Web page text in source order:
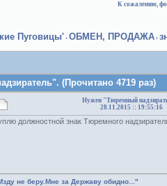
К сожалению,
Пуговицы' › ОБМЕН, ПРОДАЖА ›
(Прочитано 4719 раз)
Нужен "Тюремный
28.11.2015 :: 19:55:16
должностной знак Тюремного
не беру.Мне за Державу обидно..."